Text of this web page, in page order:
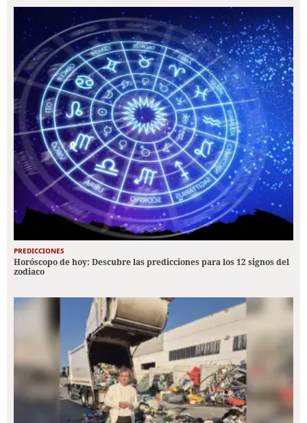
PREDICCIONES
Horóscopo de hoy: Descubre las predicciones para los 12 signos del
zodiaco